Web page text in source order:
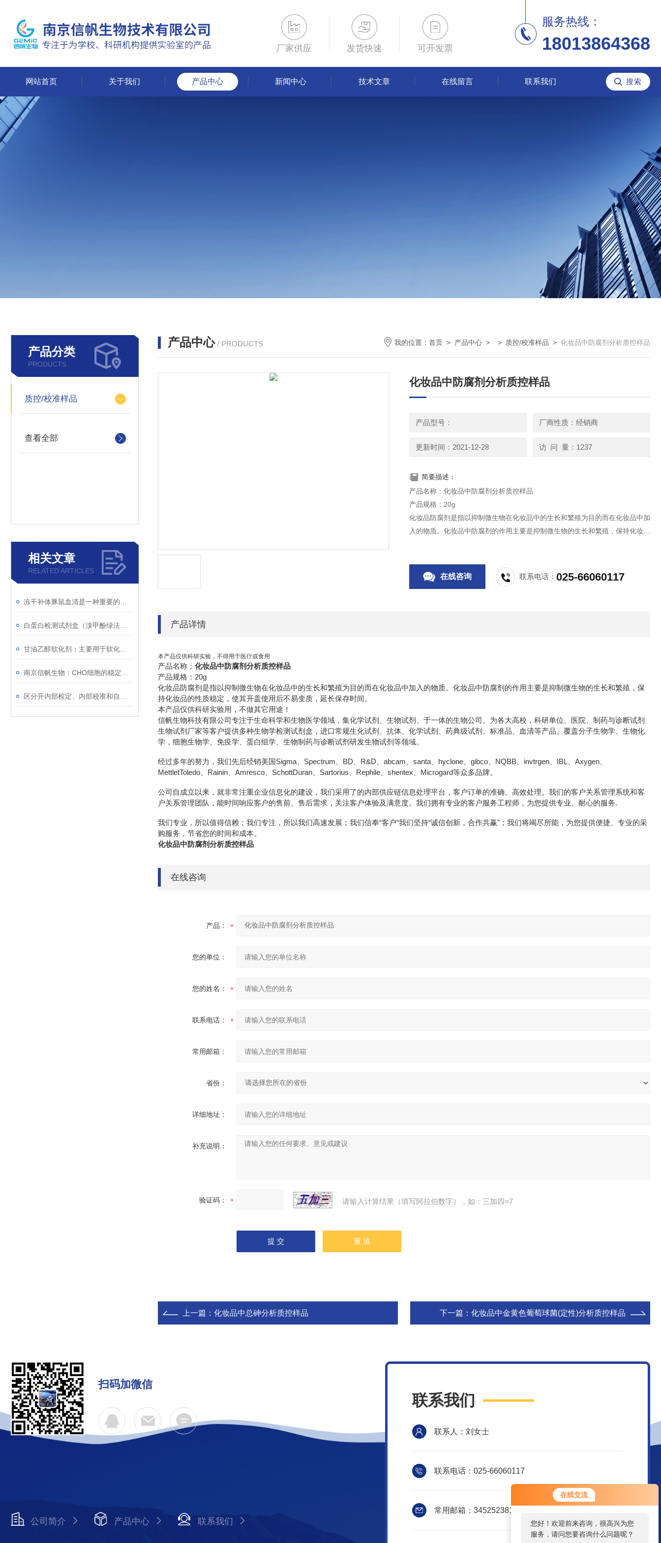
在线交流
您好！欢迎前来咨询，很高兴为您
服务，请问您要咨询什么问题呢？
厂家供应 发货快速 可开发票
服务热线：
18013864368
网站首页 关于我们 产品中心 新闻中心 技术文章 在线留言 联系我们
产品分类
PRODUCTS
质控/校准样品
查看全部
相关文章
RELATED ARTICLES
产品中心 / PRODUCTS 我的位置： 首页 > 产品中心 > > 质控/校准样品 > 化妆品中防腐剂分析质控样品
化妆品中防腐剂分析质控样品
产品型号： 厂商性质：经销商
更新时间：2021-12-28 访 问 量：1237
简要描述：
产品名称：化妆品中防腐剂分析质控样品
产品规格：20g
化妆品防腐剂是指以抑制微生物在化妆品中的生长和繁殖为目的而在化妆品中加
入的物质。化妆品中防腐剂的作用主要是抑制微生物的生长和繁殖，保持化妆品
在线咨询 联系电话：025-66060117
产品详情
本产品仅供科研实验，不得用于医疗或食用
产品名称： 化妆品中防腐剂分析质控样品
产品规格：20g
化妆品防腐剂是指以抑制微生物在化妆品中的生长和繁殖为目的而在化妆品中加入的物质。化妆品中防腐剂的作用主要是抑制微生物的生长和繁殖，保
持化妆品的性质稳定，使其开盖使用后不易变质，延长保存时间。
本产品仅供科研实验用，不做其它用途！
信帆生物科技有限公司专注于生命科学和生物医学领域，集化学试剂、生物试剂、于一体的生物公司。为各大高校，科研单位、医院、制药与诊断试剂
生物试剂厂家等客户提供多种生物学检测试剂盒，进口常规生化试剂、抗体、化学试剂、药典级试剂、标准品、血清等产品。覆盖分子生物学、生物化
学，细胞生物学、免疫学、蛋白组学、生物制药与诊断试剂研发生物试剂等领域。
经过多年的努力，我们先后经销美国Sigma、Spectrum、BD、R&D、abcam、santa、hyclone、gibco、NQBB、invtrgen、IBL、Axygen、
MettletToledo、Rainin、Amresco、SchottDuran、Sartorius、Rephile、shentex、Microgard等众多品牌。
公司自成立以来，就非常注重企业信息化的建设，我们采用了的内部供应链信息处理平台，客户订单的准确、高效处理。我们的客户关系管理系统和客
户关系管理团队，能时间响应客户的售前、售后需求，关注客户体验及满意度。我们拥有专业的客户服务工程师，为您提供专业、耐心的服务.
我们专业，所以值得信赖；我们专注，所以我们高速发展；我们信奉“客户“我们坚持“诚信创新，合作共赢"；我们将竭尽所能，为您提供便捷、专业的采
购服务，节省您的时间和成本。
化妆品中防腐剂分析质控样品
在线咨询
产品：
您的单位：
您的姓名：
联系电话：
常用邮箱：
省份：
详细地址：
补充说明：
验证码： 请输入计算结果（填写阿拉伯数字），如：三加四=7
上一篇： 化妆品中总砷分析质控样品 下一篇： 化妆品中金黄色葡萄球菌(定性)分析质控样品
扫码加微信
公司简介 产品中心 联系我们
联系我们
联系人：刘女士
联系电话：025-66060117
常用邮箱：3452523816@qq.com